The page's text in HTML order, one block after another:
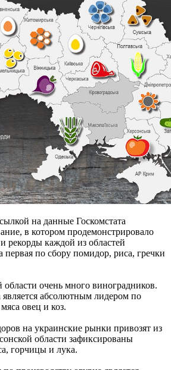
на данные Госкомстата
в котором продемонстрировало
рекорды каждой из областей
по сбору помидор, риса, гречки
очень много виноградников.
абсолютным лидером по
овец и коз.
на украинские рынки привозят из
области зафиксированы
горчицы и лука.